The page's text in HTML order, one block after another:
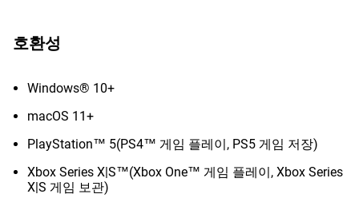
호환성
Windows® 10+
macOS 11+
PlayStation™ 5(PS4™ 게임 플레이, PS5 게임 저장)
Xbox Series X|S™(Xbox One™ 게임 플레이, Xbox Series
X|S 게임 보관)